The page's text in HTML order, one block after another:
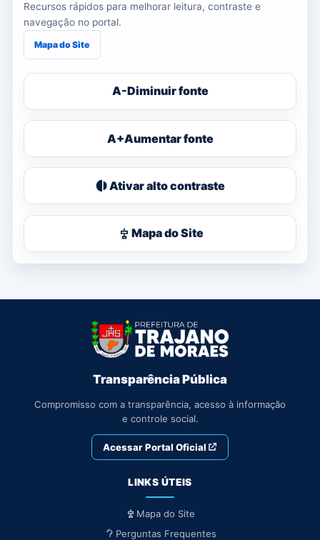
Recursos rápidos para melhorar leitura, contraste e
navegação no portal.
Mapa do Site
A-Diminuir fonte
A+Aumentar fonte
Ativar alto contraste
Mapa do Site
Transparência Pública
Compromisso com a transparência, acesso à informação
e controle social.
Acessar Portal Oficial
LINKS ÚTEIS
Mapa do Site
Perguntas Frequentes